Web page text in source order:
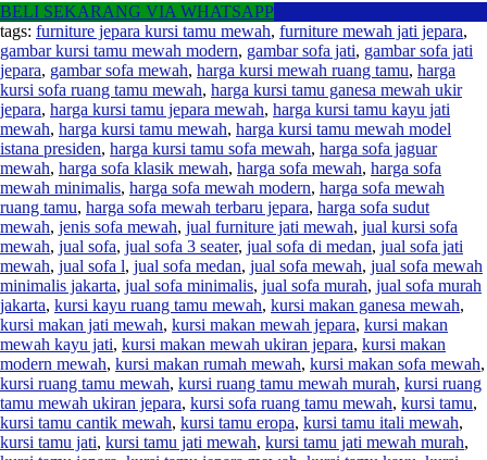
BELI SEKARANG VIA WHATSAPP
tags: furniture jepara kursi tamu mewah, furniture mewah jati jepara,
gambar kursi tamu mewah modern, gambar sofa jati, gambar sofa jati
jepara, gambar sofa mewah, harga kursi mewah ruang tamu, harga
kursi sofa ruang tamu mewah, harga kursi tamu ganesa mewah ukir
jepara, harga kursi tamu jepara mewah, harga kursi tamu kayu jati
mewah, harga kursi tamu mewah, harga kursi tamu mewah model
istana presiden, harga kursi tamu sofa mewah, harga sofa jaguar
mewah, harga sofa klasik mewah, harga sofa mewah, harga sofa
mewah minimalis, harga sofa mewah modern, harga sofa mewah
ruang tamu, harga sofa mewah terbaru jepara, harga sofa sudut
mewah, jenis sofa mewah, jual furniture jati mewah, jual kursi sofa
mewah, jual sofa, jual sofa 3 seater, jual sofa di medan, jual sofa jati
mewah, jual sofa l, jual sofa medan, jual sofa mewah, jual sofa mewah
minimalis jakarta, jual sofa minimalis, jual sofa murah, jual sofa murah
jakarta, kursi kayu ruang tamu mewah, kursi makan ganesa mewah,
kursi makan jati mewah, kursi makan mewah jepara, kursi makan
mewah kayu jati, kursi makan mewah ukiran jepara, kursi makan
modern mewah, kursi makan rumah mewah, kursi makan sofa mewah,
kursi ruang tamu mewah, kursi ruang tamu mewah murah, kursi ruang
tamu mewah ukiran jepara, kursi sofa ruang tamu mewah, kursi tamu,
kursi tamu cantik mewah, kursi tamu eropa, kursi tamu itali mewah,
kursi tamu jati, kursi tamu jati mewah, kursi tamu jati mewah murah,